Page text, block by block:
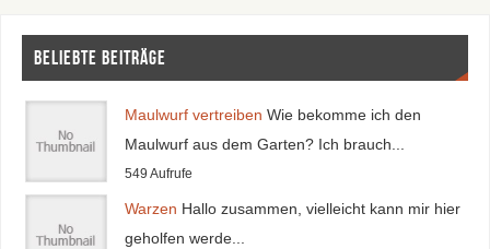
Beliebte Beiträge
Maulwurf vertreiben Wie bekomme ich den
Maulwurf aus dem Garten? Ich brauch...
549 Aufrufe
Warzen Hallo zusammen, vielleicht kann mir hier
geholfen werde...